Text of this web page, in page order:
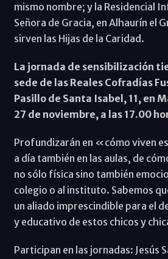
mismo nombre; y la Residencial
Señora de Gracia, en Alhaurín el
sirven las Hijas de la Caridad.
La jornada de sensibilización
sede de las Reales Cofradías
Pasillo de Santa Isabel, 11, en
27 de noviembre, a las 17.00
Profundizarán en «cómo viven
a día también en las aulas, de
no sólo física sino también
colegio o al instituto. Sabemos
un aliado imprescindible para el
y educativo de estos chicos y
Participan en las jornadas: Jesús